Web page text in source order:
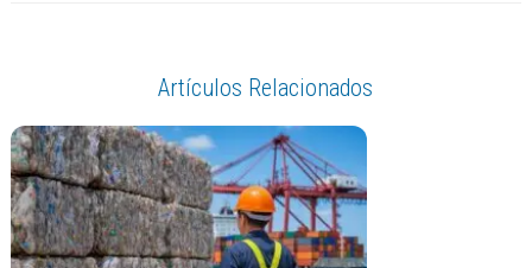
Artículos Relacionados